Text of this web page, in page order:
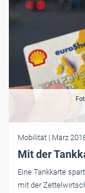
Mobilität | März
Mit der
Eine Tankkarte
mit der